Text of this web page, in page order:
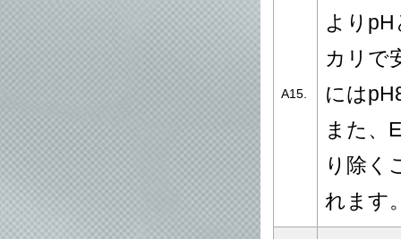
A15.
よりpH
カリで
には
また、
り除く
れます